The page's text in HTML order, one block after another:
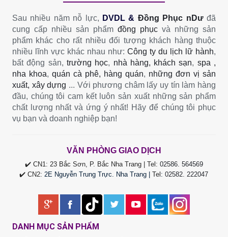
Sau nhiều năm nỗ lực, DVDL & Đồng Phục nDưđã
cung cấp nhiều sản phẩm đồng phục và những sản
phẩm khác cho rất nhiều đối tượng khách hàng thuộc
nhiều lĩnh vực khác nhau như: Công ty du lịch lữ hành,
bất động sản, trường học, nhà hàng, khách sạn, spa ,
nha khoa, quán cà phê, hàng quán, những đơn vị sản
xuất, xây dựng ... Với phương châm lấy uy tín làm hàng
đầu, chúng tôi cam kết luôn sản xuất những sản phẩm
chất lượng nhất và ứng ý nhất! Hãy để chúng tôi phục
vụ bạn và doanh nghiệp bạn!
VĂN PHÒNG GIAO DỊCH
✔️ CN1: 23 Bắc Sơn, P. Bắc Nha Trang | Tel: 02586. 564569
✔️ CN2: 2E Nguyễn Trung Trực. Nha Trang |Tel:02582. 222047
DANH MỤC SẢN PHẨM